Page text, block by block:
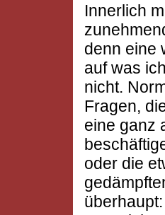
Innerlich
denn eine
auf was
nicht.
Fragen,
eine ganz
oder die